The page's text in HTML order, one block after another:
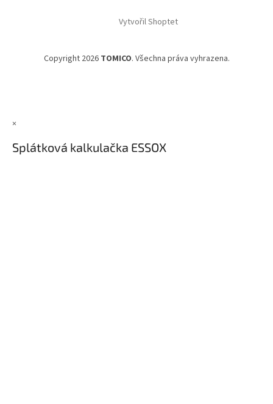
Vytvořil Shoptet
Copyright 2026 TOMICO. Všechna práva vyhrazena.
×
Splátková kalkulačka ESSOX